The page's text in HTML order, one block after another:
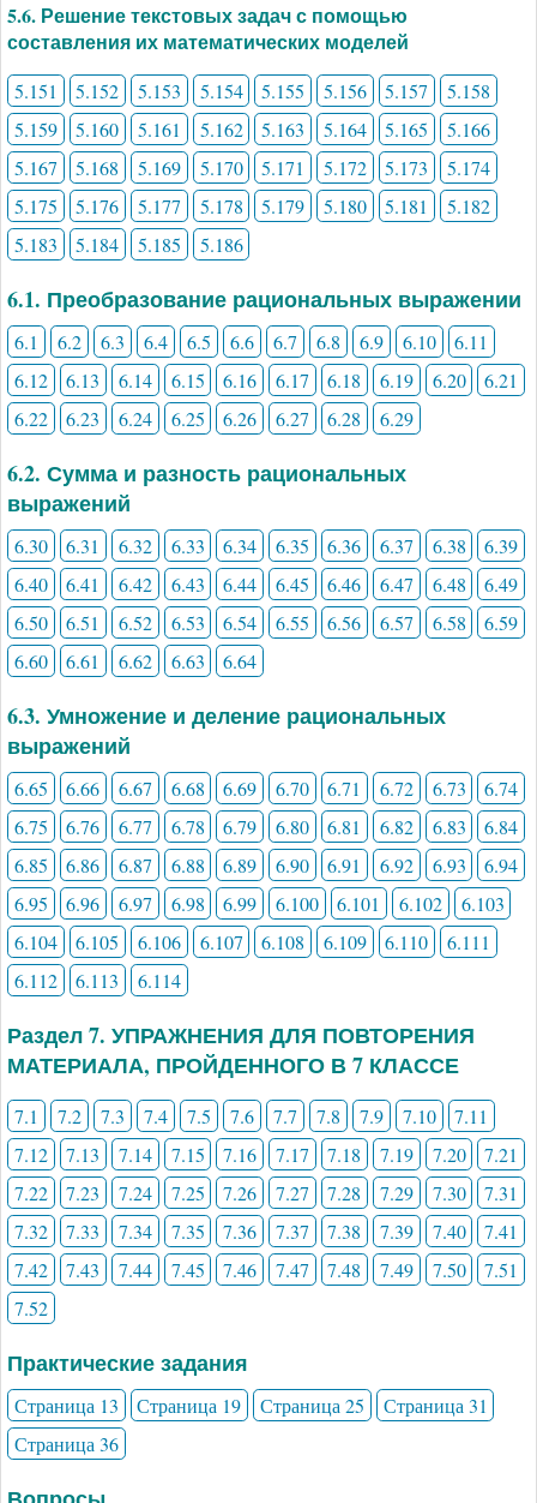
5.6. Решение текстовых задач с помощью
составления их математических моделей
5.151 5.152 5.153 5.154 5.155 5.156 5.157
5.158
5.159
5.160 5.161 5.162 5.163 5.164 5.165
5.166
5.167
5.168 5.169 5.170 5.171 5.172 5.173
5.174
5.175
5.176 5.177 5.178 5.179 5.180 5.181
5.182
5.183
5.184 5.185 5.186
6.1. Преобразование рациональных выражении
6.1 6.2 6.3 6.4 6.5 6.6 6.7 6.8 6.9 6.10
6.11
6.12
6.13 6.14 6.15 6.16 6.17 6.18 6.19 6.20
6.21
6.22
6.23 6.24 6.25 6.26 6.27 6.28 6.29
6.2. Сумма и разность рациональных
выражений
6.30 6.31 6.32 6.33 6.34 6.35 6.36 6.37 6.38
6.39
6.40
6.41 6.42 6.43 6.44 6.45 6.46 6.47 6.48
6.49
6.50
6.51 6.52 6.53 6.54 6.55 6.56 6.57 6.58
6.59
6.60
6.61 6.62 6.63 6.64
6.3. Умножение и деление рациональных
выражений
6.65 6.66 6.67 6.68 6.69 6.70 6.71 6.72 6.73
6.74
6.75
6.76 6.77 6.78 6.79 6.80 6.81 6.82 6.83
6.84
6.85
6.86 6.87 6.88 6.89 6.90 6.91 6.92 6.93
6.94
6.95
6.96 6.97 6.98 6.99 6.100 6.101 6.102
6.103
6.104
6.105 6.106 6.107 6.108 6.109 6.110
6.111
6.112
6.113 6.114
Раздел 7. УПРАЖНЕНИЯ ДЛЯ ПОВТОРЕНИЯ
МАТЕРИАЛА, ПРОЙДЕННОГО В 7 КЛАССЕ
7.1 7.2 7.3 7.4 7.5 7.6 7.7 7.8 7.9 7.10
7.11
7.12
7.13 7.14 7.15 7.16 7.17 7.18 7.19 7.20
7.21
7.22
7.23 7.24 7.25 7.26 7.27 7.28 7.29 7.30
7.31
7.32
7.33 7.34 7.35 7.36 7.37 7.38 7.39 7.40
7.41
7.42
7.43 7.44 7.45 7.46 7.47 7.48 7.49 7.50
7.51
7.52
Практические задания
Страница 13 Страница 19 Страница 25
Страница 31
Страница 36